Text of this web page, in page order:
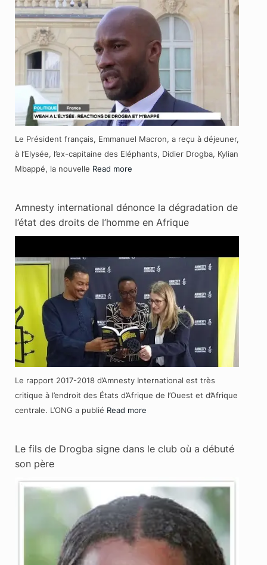
Le Président français, Emmanuel Macron, a reçu à déjeuner,
à l’Elysée, l’ex-capitaine des Eléphants, Didier Drogba, Kylian
Mbappé, la nouvelle Read more
Amnesty international dénonce la dégradation de
l’état des droits de l’homme en Afrique
Le rapport 2017-2018 d’Amnesty International est très
critique à l’endroit des États d’Afrique de l’Ouest et d’Afrique
centrale. L’ONG a publié Read more
Le fils de Drogba signe dans le club où a débuté
son père